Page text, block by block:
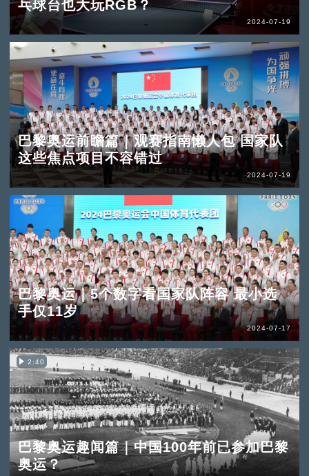
乓球台也大玩RGB？
2024-07-19
巴黎奥运前瞻篇｜观赛指南懒人包 国家队
这些焦点项目不容错过
2024-07-19
巴黎奥运｜5个数字看国家队阵容 最小选
手仅11岁
2024-07-17
2:40
巴黎奥运趣闻篇｜中国100年前已参加巴黎
奥运？